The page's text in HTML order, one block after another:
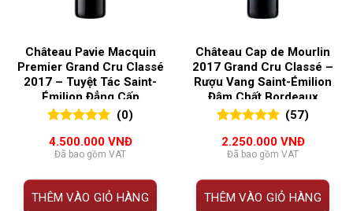
Château Pavie Macquin
Premier Grand Cru Classé
2017 – Tuyệt Tác Saint-
Émilion Đẳng Cấp
Bordeaux
đánh giá
(0)
4.500.000 VNĐ
Đã bao gồm VAT
THÊM VÀO GIỎ HÀNG
Château Cap de Mourlin
2017 Grand Cru Classé –
Rượu Vang Saint-Émilion
Đậm Chất Bordeaux
đánh giá
(57)
2.250.000 VNĐ
Đã bao gồm VAT
THÊM VÀO GIỎ HÀNG